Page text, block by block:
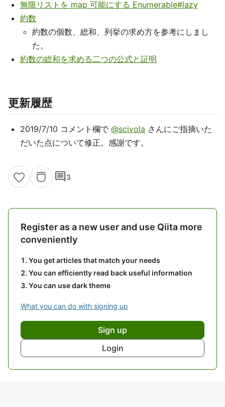
無限リストを map 可能にする Enumerable#lazy
約数
約数の個数、総和、列挙の求め方を参考にしまし
た。
約数の総和を求める二つの公式と証明
更新履歴
2019/7/10 コメント欄で @scivola さんにご指摘いた
だいた点について修正。感謝です。
comment3
Register as a new user and use Qiita more
conveniently
You get articles that match your needs
You can efficiently read back useful information
You can use dark theme
What you can do with signing up
Sign up
Login